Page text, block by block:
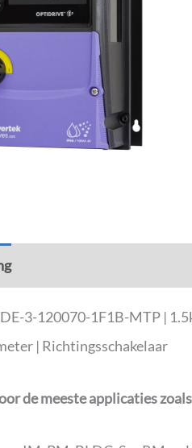
3-120070-1F1B-MTP |
| Richtingsschakelaar
de meeste applicaties